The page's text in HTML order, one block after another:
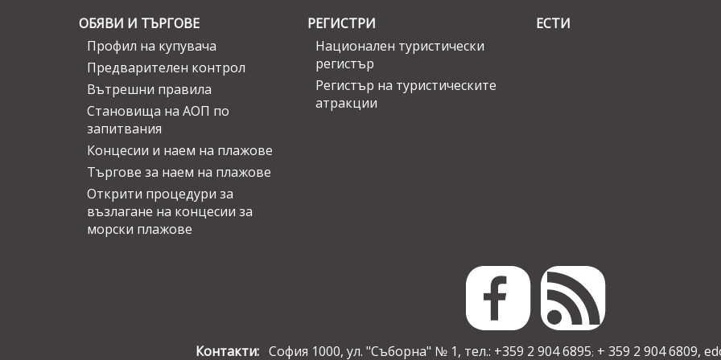
ОБЯВИ И ТЪРГОВЕ
Профил на купувача
Предварителен контрол
Вътрешни правила
Становища на АОП по
запитвания
Концесии и наем на плажове
Търгове за наем на плажове
Открити процедури за
възлагане на концесии за
морски плажове
РЕГИСТРИ
Национален туристически
регистър
Регистър на туристическите
атракции
ЕСТИ
Контакти:София 1000, ул. "Съборна" № 1, тел.: +359 2 904 6895; + 359 2 904 6809,